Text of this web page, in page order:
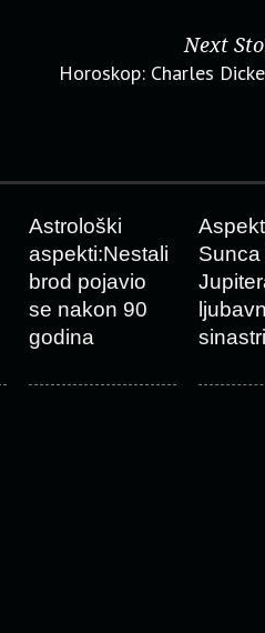
Next
Horoskop: Charles
Astrološki
aspekti:Nestali
brod pojavio
se nakon 90
godina
Sunca